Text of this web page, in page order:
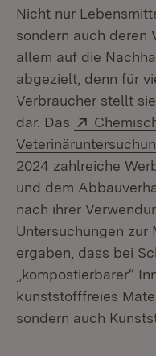
Nicht nur
sondern auch deren
allem auf die
abgezielt, denn für
Verbraucher stellt
dar. Das
Extern:
2024 zahlreiche
und dem
nach ihrer
Untersuchungen zur
ergaben, dass bei
„kompostierbarer“
kunststofffreies
sondern auch